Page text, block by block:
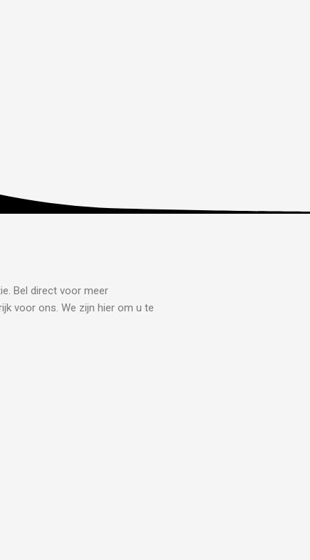
Bel direct voor meer
voor ons. We zijn hier om u te